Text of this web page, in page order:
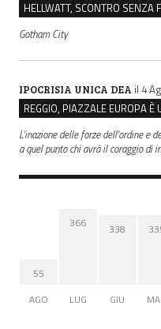
Gotham City
IPOCRISIA UNICA DEA il 4
L'inazione delle forze dell'ordine e
a quel punto chi avrà il coraggio di
55
AGO
366
LUG
338
GIU